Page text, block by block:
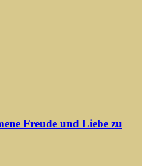
Freude und Liebe zu